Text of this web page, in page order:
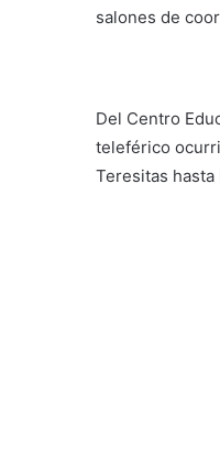
salones de
Del Centro
teleférico
Teresitas